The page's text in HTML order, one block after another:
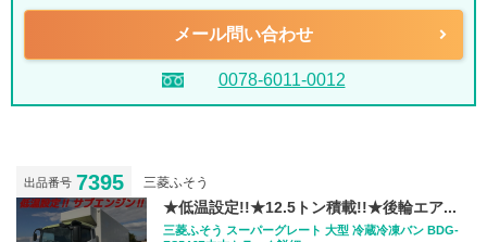
メール問い合わせ
0078-6011-0012
出品番号 7395 三菱ふそう
★低温設定!!★12.5トン積載!!★後輪エア...
三菱ふそう スーパーグレート 大型 冷蔵冷凍バン BDG-